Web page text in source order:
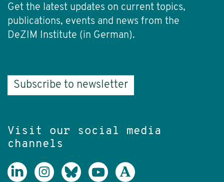
Get the latest updates on current topics,
publications, events and news from the
DeZIM Institute (in German).
Subscribe to newsletter
Visit our social media
channels